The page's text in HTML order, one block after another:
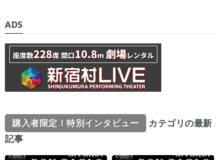
ADS
購入者限定！特別インタビュー
カテゴリの最新
記事